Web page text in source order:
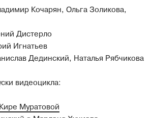
Кочарян, Ольга Золикова,
Дистерло
Игнатьев
Дединский, Наталья Рябчикова
видеоцикла:
Муратовой